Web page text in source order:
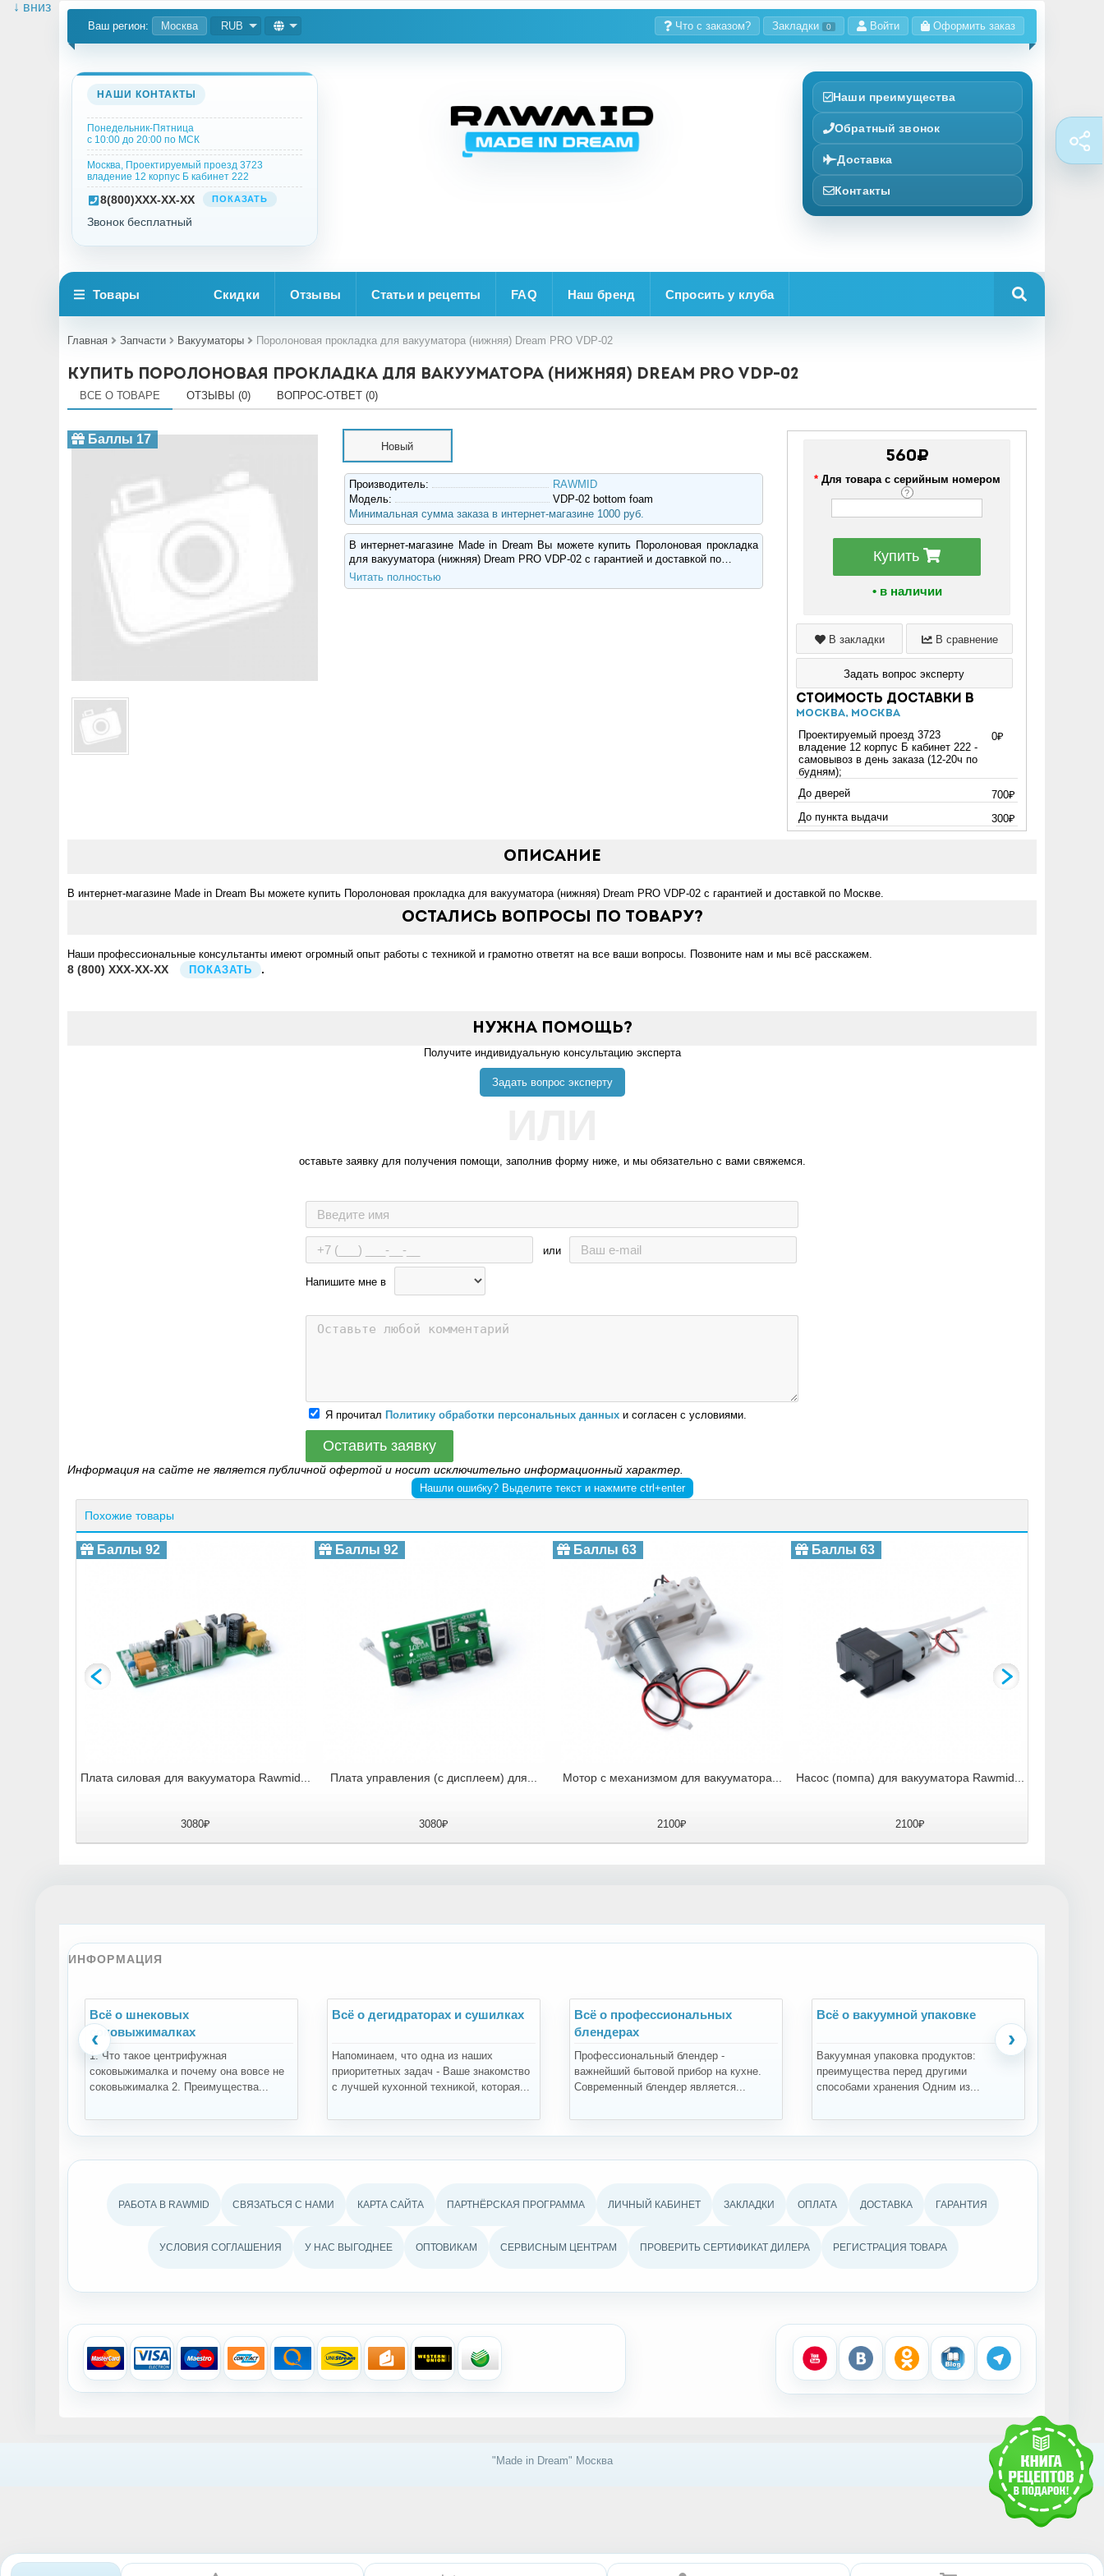
↓ вниз
Ваш регион: Москва RUB Что с заказом? Закладки 0 Войти Оформить заказ
НАШИ КОНТАКТЫ
Понедельник-Пятница
с 10:00 до 20:00 по МСК
Москва, Проектируемый проезд 3723
владение 12 корпус Б кабинет 222
8(800)XXX-XX-XX ПОКАЗАТЬ
Звонок бесплатный
Наши преимущества
Обратный звонок
Доставка
Контакты
Товары Скидки Отзывы Статьи и рецепты FAQ Наш бренд Спросить у клуба
Главная Запчасти Вакууматоры Поролоновая прокладка для вакууматора (нижняя) Dream PRO VDP-02
Купить Поролоновая прокладка для вакууматора (нижняя) Dream PRO VDP-02
ВСЕ О ТОВАРЕ ОТЗЫВЫ (0) ВОПРОС-ОТВЕТ (0)
Баллы 17
560₽
* Для товара с серийным номером
?
Купить
• в наличии
В закладки В сравнение
Задать вопрос эксперту
Стоимость доставки в
Москва, Москва
Проектируемый проезд 3723
владение 12 корпус Б кабинет 222 -
самовывоз в день заказа (12-20ч по
будням);
0₽
До дверей
700₽
До пункта выдачи
300₽
Новый
Производитель:
RAWMID
Модель:
VDP-02 bottom foam
Минимальная сумма заказа в интернет-магазине 1000 руб.
В интернет-магазине Made in Dream Вы можете купить Поролоновая прокладка
для вакууматора (нижняя) Dream PRO VDP-02 с гарантией и доставкой по…
Читать полностью
Описание
В интернет-магазине Made in Dream Вы можете купить Поролоновая прокладка для вакууматора (нижняя) Dream PRO VDP-02 с гарантией и доставкой по Москве.
Остались вопросы по товару?
Наши профессиональные консультанты имеют огромный опыт работы с техникой и грамотно ответят на все ваши вопросы. Позвоните нам и мы всё расскажем.
8 (800) XXX-XX-XX ПОКАЗАТЬ .
Нужна помощь?
Получите индивидуальную консультацию эксперта
Задать вопрос эксперту
оставьте заявку для получения помощи, заполнив форму ниже, и мы обязательно с вами свяжемся.
Напишите мне в
или
Я прочитал Политику обработки персональных данных и согласен с условиями.
Оставить заявку
Информация на сайте не является публичной офертой и носит исключительно информационный характер.
Нашли ошибку? Выделите текст и нажмите ctrl+enter
Похожие товары
Плата силовая для вакууматора Rawmid...
3080₽
Баллы 92
Плата управления (с дисплеем) для...
3080₽
Баллы 92
Мотор с механизмом для вакууматора...
2100₽
Баллы 63
Насос (помпа) для вакууматора Rawmid...
2100₽
Баллы 63
ИНФОРМАЦИЯ
‹ ›
Всё о шнековых
соковыжималках
1. Что такое центрифужная
соковыжималка и почему она вовсе не
соковыжималка 2. Преимущества...
Всё о дегидраторах и сушилках
Напоминаем, что одна из наших
приоритетных задач - Ваше знакомство
с лучшей кухонной техникой, которая...
Всё о профессиональных
блендерах
Профессиональный блендер -
важнейший бытовой прибор на кухне.
Современный блендер является...
Всё о вакуумной упаковке
Вакуумная упаковка продуктов:
преимущества перед другими
способами хранения Одним из...
РАБОТА В RAWMID СВЯЗАТЬСЯ С НАМИ КАРТА САЙТА ПАРТНЁРСКАЯ ПРОГРАММА ЛИЧНЫЙ КАБИНЕТ ЗАКЛАДКИ ОПЛАТА ДОСТАВКА ГАРАНТИЯ
УСЛОВИЯ СОГЛАШЕНИЯ У НАС ВЫГОДНЕЕ ОПТОВИКАМ СЕРВИСНЫМ ЦЕНТРАМ ПРОВЕРИТЬ СЕРТИФИКАТ ДИЛЕРА РЕГИСТРАЦИЯ ТОВАРА
"Made in Dream" Москва